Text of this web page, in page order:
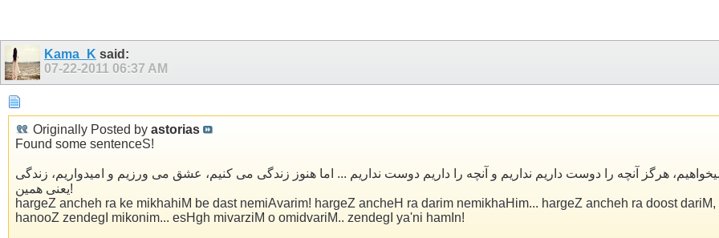
Kama_K said:
07-22-2011 06:37 AM
Originally Posted by astorias
Found some sentenceS!
هرگز آنچه را دوست داریم نداریم و آنچه را داریم دوست نداریم ... اما هنوز زندگی می كنیم، عشق می ورزیم و امیدواریم، زندگی
یعنی همین!
hargeZ ancheh ra ke mikhahiM be dast nemiAvarim! hargeZ ancheH ra darim nemikhaHim... hargeZ ancheh ra doost
hanooZ zendegI mikonim... esHgh mivarziM o omidvariM.. zendegI ya'ni hamIn!